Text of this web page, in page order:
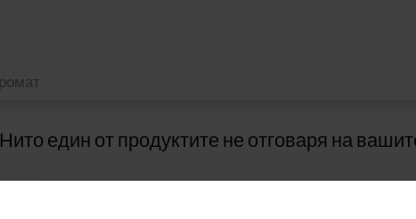
Нито един от продуктите не отговаря на